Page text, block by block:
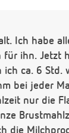
Ich habe
ihn. Jetzt
ca. 6
bei jeder
nur die